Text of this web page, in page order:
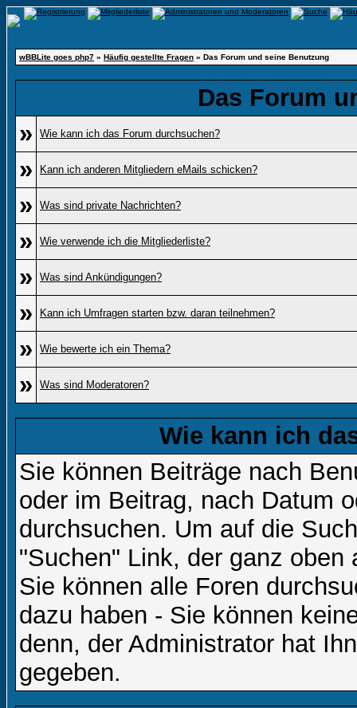
wBBLite goes php7 » Häufig gestellte Fragen » Das Forum und seine Benutzung
Das Forum
»
Wie kann ich das Forum durchsuchen?
» Kann ich anderen Mitgliedern eMails schicken?
» Was sind private Nachrichten?
» Wie verwende ich die Mitgliederliste?
» Was sind Ankündigungen?
» Kann ich Umfragen starten bzw. daran teilnehmen?
» Wie bewerte ich ein Thema?
» Was sind Moderatoren?
Wie kann ich
Sie können Beiträge nach
oder im Beitrag, nach Datum
durchsuchen. Um auf die
"Suchen" Link, der ganz
Sie können alle Foren
dazu haben - Sie können
denn, der Administrator hat
gegeben.